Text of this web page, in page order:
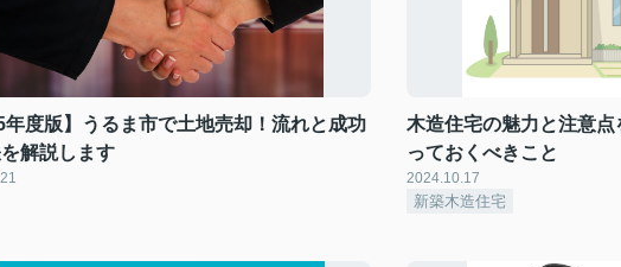
年度版】うるま市で土地売却！流れと成功
解説します
木造住宅の魅力と注意
っておくべきこと
2024.10.17
新築木造住宅